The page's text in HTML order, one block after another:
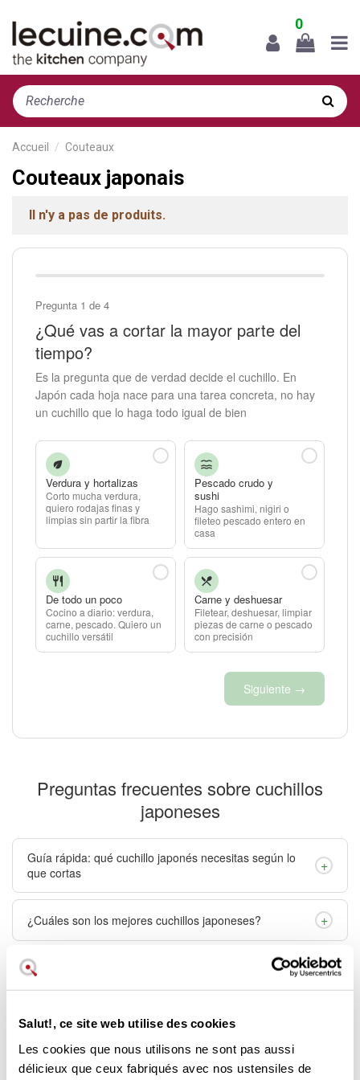
Salut!, ce site web utilise des cookies
Les cookies que nous utilisons ne sont pas aussi
délicieux que ceux fabriqués avec nos ustensiles de
0
Accueil Couteaux
Couteaux japonais
Il n'y a pas de produits.
Pregunta 1 de 4
¿Qué vas a cortar la mayor parte del
tiempo?
Es la pregunta que de verdad decide el cuchillo. En
Japón cada hoja nace para una tarea concreta, no hay
un cuchillo que lo haga todo igual de bien
Verdura y hortalizas
Corto mucha verdura,
quiero rodajas finas y
limpias sin partir la fibra
Pescado crudo y
sushi
Hago sashimi, nigiri o
fileteo pescado entero en
casa
De todo un poco
Cocino a diario: verdura,
carne, pescado. Quiero un
cuchillo versátil
Carne y deshuesar
Filetear, deshuesar, limpiar
piezas de carne o pescado
con precisión
Siguiente →
Preguntas frecuentes sobre cuchillos
japoneses
Guía rápida: qué cuchillo japonés necesitas según lo
que cortas
+
¿Cuáles son los mejores cuchillos japoneses? +
¿Qué tienen de especial los cuchillos japoneses? +
¿Cuál es la mejor marca de cuchillos japoneses?
¿Cómo se llaman los cuchillos japoneses?